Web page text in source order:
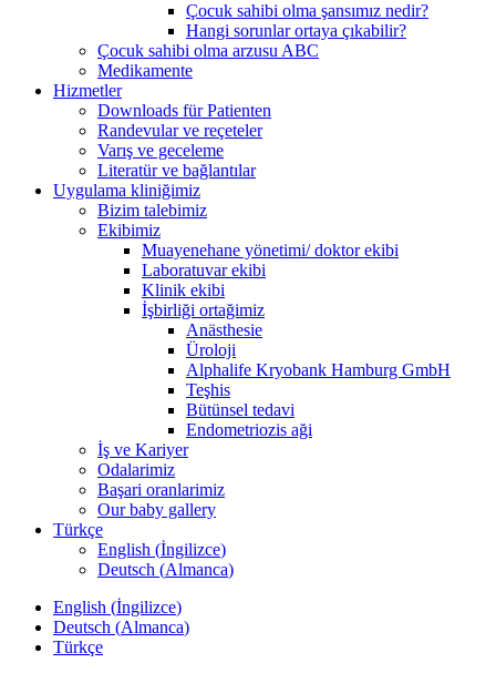
Çocuk sahibi olma şansımız nedir?
Hangi sorunlar ortaya çıkabilir?
Çocuk sahibi olma arzusu ABC
Medikamente
Hizmetler
Downloads für Patienten
Randevular ve reçeteler
Varış ve geceleme
Literatür ve bağlantılar
Uygulama kliniğimiz
Bizim talebimiz
Ekibimiz
Muayenehane yönetimi/ doktor ekibi
Laboratuvar ekibi
Klinik ekibi
İşbirliği ortağimiz
Anästhesie
Üroloji
Alphalife Kryobank Hamburg GmbH
Teşhis
Bütünsel tedavi
Endometriozis aği
İş ve Kariyer
Odalarimiz
Başari oranlarimiz
Our baby gallery
Türkçe
English (İngilizce)
Deutsch (Almanca)
English (İngilizce)
Deutsch (Almanca)
Türkçe